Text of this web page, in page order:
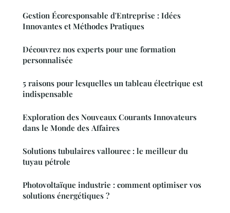
Gestion Écoresponsable d'Entreprise : Idées
Innovantes et Méthodes Pratiques
Découvrez nos experts pour une formation
personnalisée
5 raisons pour lesquelles un tableau électrique est
indispensable
Exploration des Nouveaux Courants Innovateurs
dans le Monde des Affaires
Solutions tubulaires vallourec : le meilleur du
tuyau pétrole
Photovoltaïque industrie : comment optimiser vos
solutions énergétiques ?